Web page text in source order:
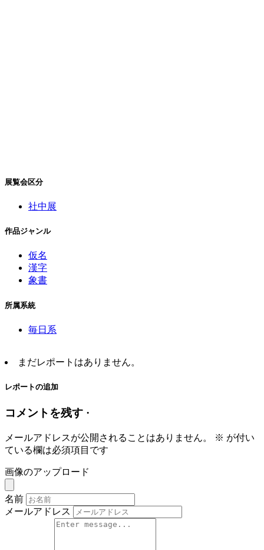
展覧会区分
社中展
作品ジャンル
仮名
漢字
象書
所属系統
毎日系
まだレポートはありません。
レポートの追加
コメントを残す ·
メールアドレスが公開されることはありません。 ※ が付い
ている欄は必須項目です
画像のアップロード
名前
メールアドレス